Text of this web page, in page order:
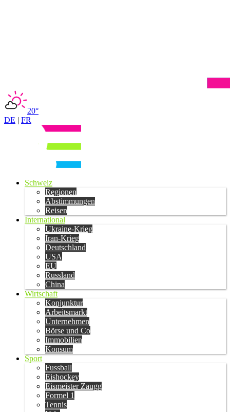
20°
DE | FR
Schweiz
Regionen
Abstimmungen
Reisen
International
Ukraine-Krieg
Iran-Krieg
Deutschland
USA
EU
Russland
China
Wirtschaft
Konjunktur
Arbeitsmarkt
Unternehmen
Börse und Co
Immobilien
Konsum
Sport
Fussball
Eishockey
Eismeister Zaugg
Formel 1
Tennis